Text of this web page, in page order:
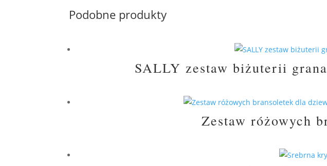
Podobne produkty
SALLY zestaw biżuterii
Zestaw różowych